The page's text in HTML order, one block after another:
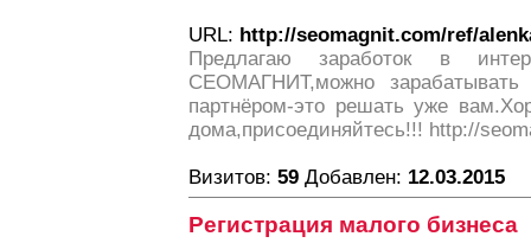
URL: http://seomagnit.com/ref/
Предлагаю заработок в
СЕОМАГНИТ,можно
партнёром-это решать уже
дома,присоединяйтесь!!! http://
Визитов: 59 Добавлен: 12.03.2015
Регистрация малого бизнеса